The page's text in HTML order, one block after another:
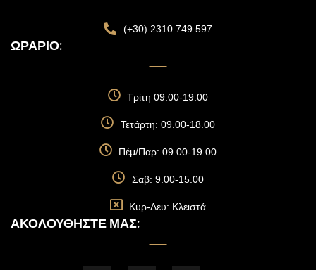
(+30) 2310 749 597
ΩΡΆΡΙΟ:
Τρίτη 09.00-19.00
Τετάρτη: 09.00-18.00
Πέμ/Παρ: 09.00-19.00
Σαβ: 9.00-15.00
Κυρ-Δευ: Κλειστά
ΑΚΟΛΟΥΘΉΣΤΕ ΜΑΣ: